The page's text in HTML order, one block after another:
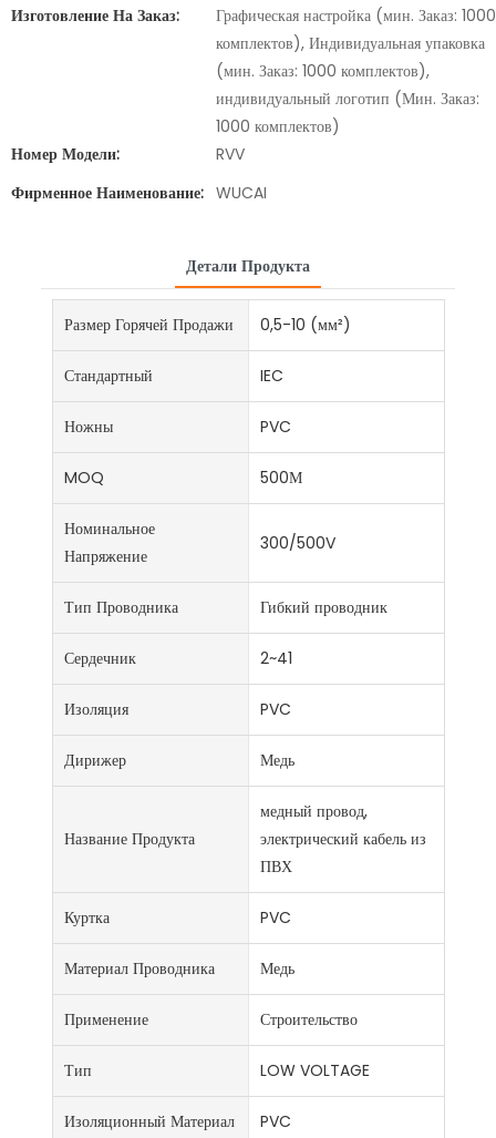
Изготовление На Заказ:
Графическая настройка (мин. Заказ: 1000
комплектов), Индивидуальная упаковка
(мин. Заказ: 1000 комплектов),
индивидуальный логотип (Мин. Заказ:
1000 комплектов)
Номер Модели:
RVV
Фирменное Наименование: WUCAI
Детали Продукта
Размер Горячей Продажи 0,5-10 (мм²)
Стандартный IEC
Ножны PVC
MOQ 500М
Номинальное
Напряжение
300/500V
Тип Проводника Гибкий проводник
Сердечник 2~41
Изоляция PVC
Дирижер Медь
Название Продукта
медный провод,
электрический кабель из
ПВХ
Куртка PVC
Материал Проводника Медь
Применение Строительство
Тип LOW VOLTAGE
Изоляционный Материал PVC